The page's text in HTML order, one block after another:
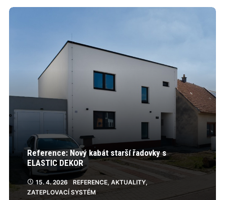
Reference: Nový kabát starší řadovky s
ELASTIC DEKOR
15. 4. 2026 REFERENCE, AKTUALITY,
ZATEPLOVACÍ SYSTÉM